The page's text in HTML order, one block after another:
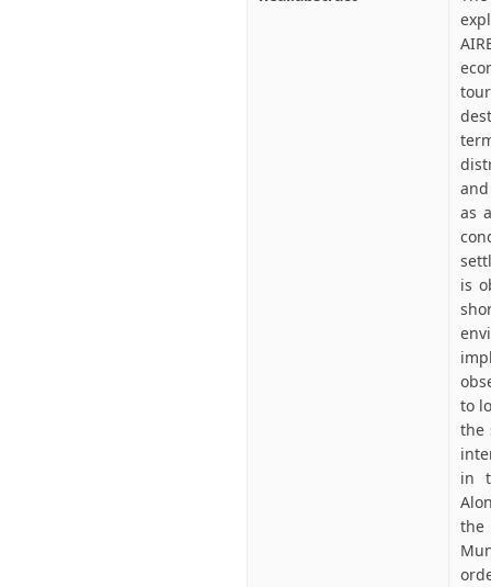
as
is
to
the
in
the